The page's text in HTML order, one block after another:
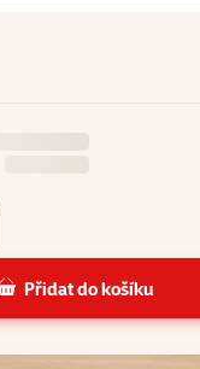
Přidat do košíku